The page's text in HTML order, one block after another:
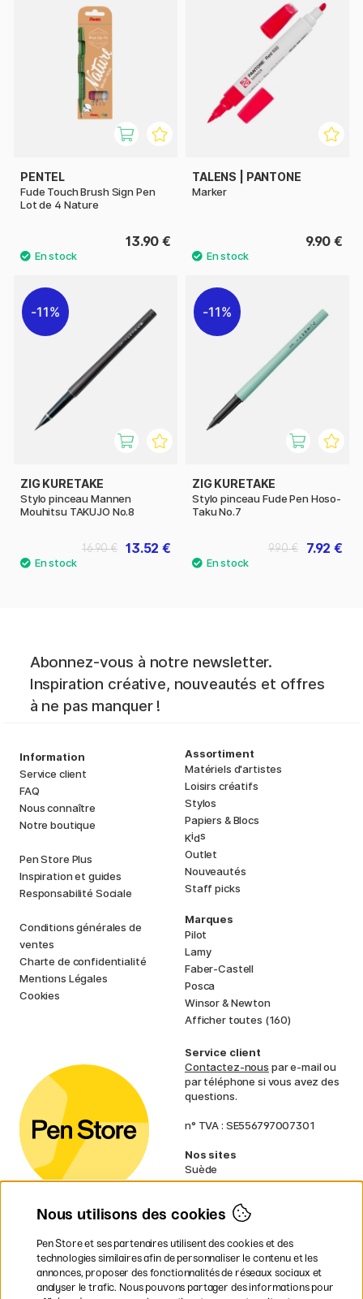
PENTEL
Fude Touch Brush Sign Pen
Lot de 4 Nature
13.90 €
TALENS | PANTONE
Marker
9.90 €
11%
ZIG KURETAKE
Stylo pinceau Mannen
Mouhitsu TAKUJO No.8
13.52 €
16.90 €
11%
ZIG KURETAKE
Stylo pinceau Fude Pen Hoso-
Taku No.7
7.92 €
9.90 €
Abonnez-vous à notre newsletter.
Inspiration créative, nouveautés et offres
à ne pas manquer !
Information
Service client
FAQ
Nous connaître
Notre boutique
Pen Store Plus
Inspiration et guides
Responsabilité Sociale
Conditions générales de
ventes
Charte de confidentialité
Mentions Légales
Cookies
Assortiment
Matériels d'artistes
Loisirs créatifs
Stylos
Papiers & Blocs
Kids
Outlet
Nouveautés
Staff picks
Marques
Pilot
Lamy
Faber-Castell
Posca
Winsor & Newton
Afficher toutes (160)
Service client
Contactez-nous par e-mail ou
par téléphone si vous avez des
questions.
n° TVA : SE556797007301
Nos sites
Suède
Norvège
Finlande
Irlande
Pays-Bas
Royaume-Uni
UE
Nous utilisons des cookies
Pen Store et ses partenaires utilisent des cookies et des
technologies similaires afin de personnaliser le contenu et les
annonces, proposer des fonctionnalités de réseaux sociaux et
analyser le trafic. Nous pouvons partager des informations pour